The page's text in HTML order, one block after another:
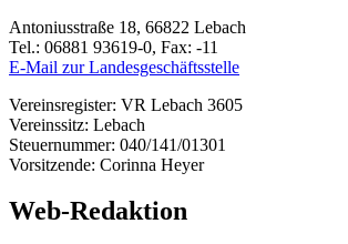
Antoniusstraße 18, 66822 Lebach
Tel.: 06881 93619-0, Fax: -11
E-Mail zur Landesgeschäftsstelle
Vereinsregister: VR Lebach 3605
Vereinssitz: Lebach
Steuernummer: 040/141/01301
Vorsitzende: Corinna Heyer
Web-Redaktion